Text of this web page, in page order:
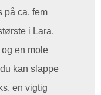
på ca. fem
i Lara,
en mole
kan slappe
en vigtig